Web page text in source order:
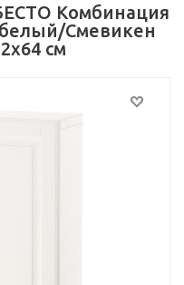
БЕСТО Комбинация
Смевикен
см